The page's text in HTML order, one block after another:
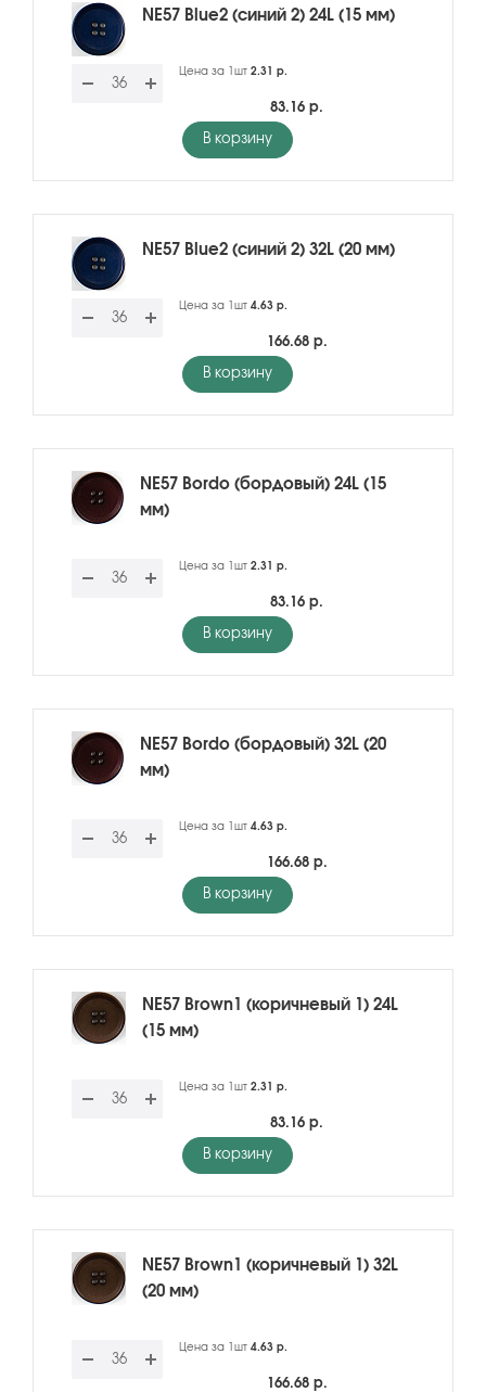
NE57 Blue2 (синий 2) 24L (15 мм)
Цена за 1шт 2.31 р.
83.16 р.
В корзину
NE57 Blue2 (синий 2) 32L (20 мм)
Цена за 1шт 4.63 р.
166.68 р.
В корзину
NE57 Bordo (бордовый) 24L (15
мм)
Цена за 1шт 2.31 р.
83.16 р.
В корзину
NE57 Bordo (бордовый) 32L (20
мм)
Цена за 1шт 4.63 р.
166.68 р.
В корзину
NE57 Brown1 (коричневый 1) 24L
(15 мм)
Цена за 1шт 2.31 р.
83.16 р.
В корзину
NE57 Brown1 (коричневый 1) 32L
(20 мм)
Цена за 1шт 4.63 р.
166.68 р.